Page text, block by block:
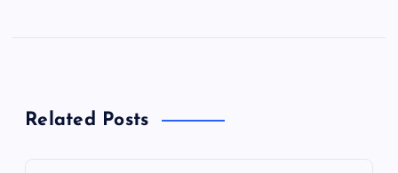
Related Posts